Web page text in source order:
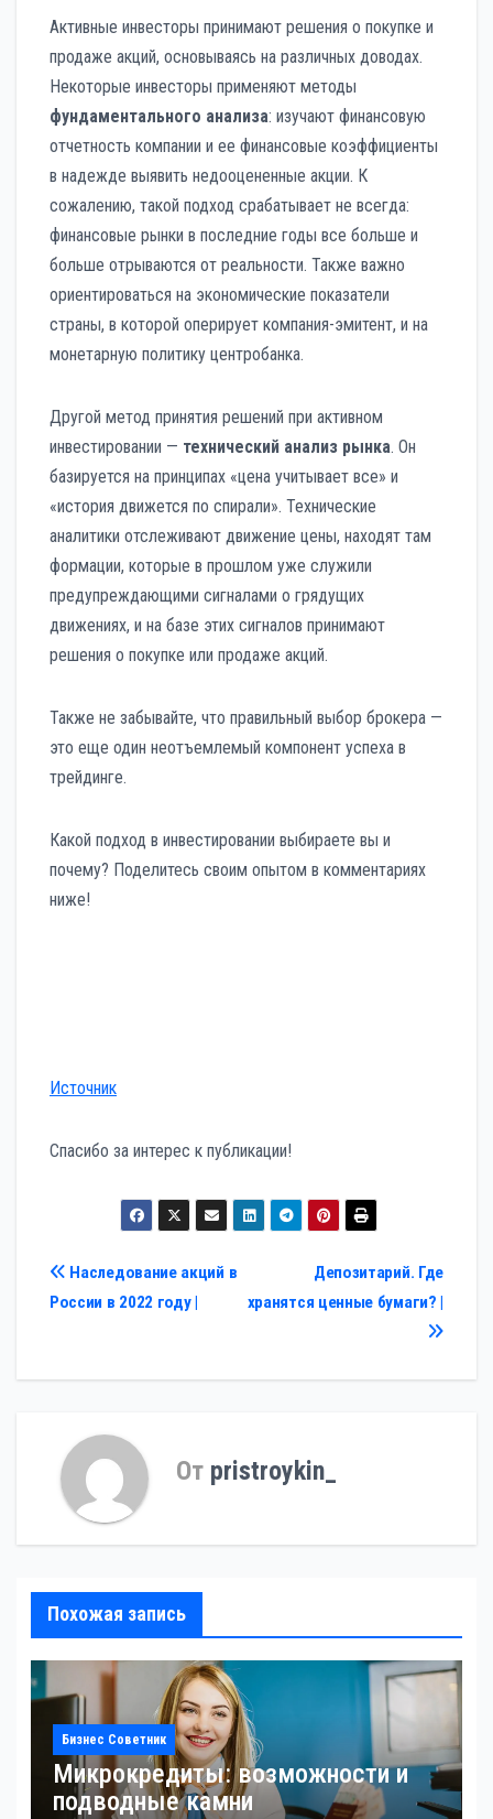
Активные инвесторы принимают решения о покупке и
продаже акций, основываясь на различных доводах.
Некоторые инвесторы применяют методы
фундаментального анализа: изучают финансовую
отчетность компании и ее финансовые коэффициенты
в надежде выявить недооцененные акции. К
сожалению, такой подход срабатывает не всегда:
финансовые рынки в последние годы все больше и
больше отрываются от реальности. Также важно
ориентироваться на экономические показатели
страны, в которой оперирует компания-эмитент, и на
монетарную политику центробанка.
Другой метод принятия решений при активном
инвестировании — технический анализ рынка. Он
базируется на принципах «цена учитывает все» и
«история движется по спирали». Технические
аналитики отслеживают движение цены, находят там
формации, которые в прошлом уже служили
предупреждающими сигналами о грядущих
движениях, и на базе этих сигналов принимают
решения о покупке или продаже акций.
Также не забывайте, что правильный выбор брокера —
это еще один неотъемлемый компонент успеха в
трейдинге.
Какой подход в инвестировании выбираете вы и
почему? Поделитесь своим опытом в комментариях
ниже!
Источник
Спасибо за интерес к публикации!
Навигация
записям
Депозитарий. Где
хранятся ценные бумаги? |
Наследование акций в
России в 2022 году |
От pristroykin_
Похожая запись
Бизнес Советник
Микрокредиты: возможности и
подводные камни